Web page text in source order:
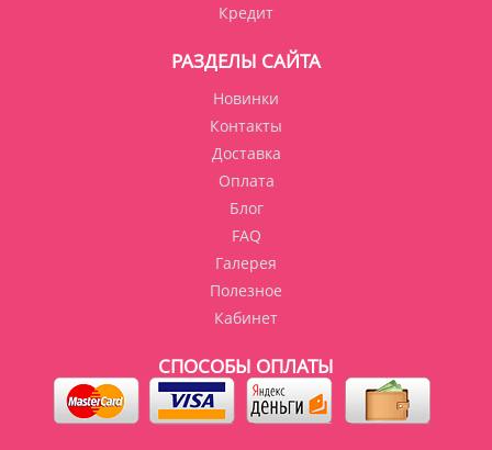
Кредит
РАЗДЕЛЫ САЙТА
Новинки
Контакты
Доставка
Оплата
Блог
FAQ
Галерея
Полезное
Кабинет
СПОСОБЫ ОПЛАТЫ